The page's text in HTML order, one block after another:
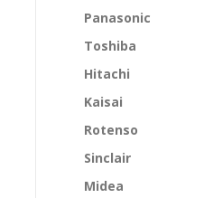
Panasonic
Toshiba
Hitachi
Kaisai
Rotenso
Sinclair
Midea